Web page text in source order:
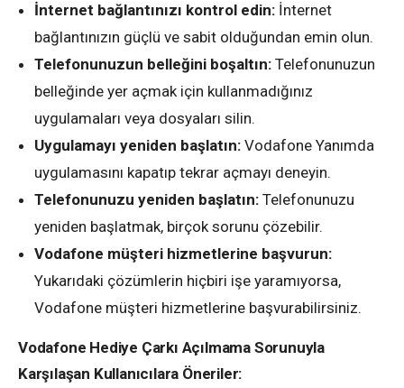
İnternet bağlantınızı kontrol edin: İnternet
bağlantınızın güçlü ve sabit olduğundan emin olun.
Telefonunuzun belleğini boşaltın: Telefonunuzun
belleğinde yer açmak için kullanmadığınız
uygulamaları veya dosyaları silin.
Uygulamayı yeniden başlatın: Vodafone Yanımda
uygulamasını kapatıp tekrar açmayı deneyin.
Telefonunuzu yeniden başlatın: Telefonunuzu
yeniden başlatmak, birçok sorunu çözebilir.
Vodafone müşteri hizmetlerine başvurun:
Yukarıdaki çözümlerin hiçbiri işe yaramıyorsa,
Vodafone müşteri hizmetlerine başvurabilirsiniz.
Vodafone Hediye Çarkı Açılmama Sorunuyla
Karşılaşan Kullanıcılara Öneriler: